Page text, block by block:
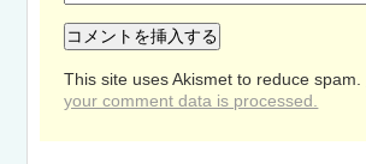
This site uses Akismet to reduce spam.
your comment data is processed.